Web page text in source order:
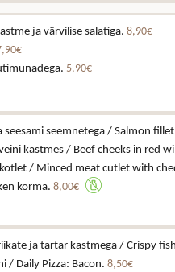
ja värvilise salatiga. 8,90€
5,90€
seesami seemnetega / Salmon
kastmes / Beef cheeks in red
/ Minced meat cutlet with
korma. 8,00€
ja tartar kastmega / Crispy
/ Daily Pizza: Bacon. 8,50€